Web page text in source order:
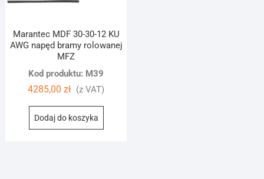
Marantec MDF 30-30-12 KU
AWG napęd bramy rolowanej
MFZ
Kod produktu: M39
4285,00zł (z VAT)
Dodaj do koszyka